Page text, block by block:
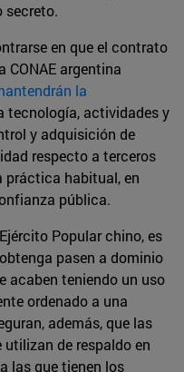
secreto.
en que el contrato
CONAE argentina
la
tecnología, actividades y
y adquisición de
respecto a terceros
práctica habitual, en
pública.
Popular chino, es
pasen a dominio
acaben teniendo un uso
ordenado a una
además, que las
de respaldo en
las que tienen los